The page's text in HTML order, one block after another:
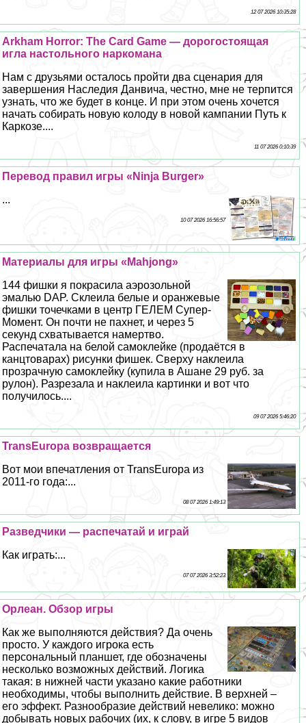
12 07 2026 10:35:28
Arkham Horror: The Card Game — дорогостоящая
игла настольного наркомана
Нам с друзьями осталось пройти два сценария для
завершения Наследия Данвича, честно, мне не терпится
узнать, что же будет в конце. И при этом очень хочется
начать собирать новую колоду в новой кампании Путь к
Каркозе....
11 07 2026 0:10:39
Перевод правил игры «Ninja Burger»
...
10 07 2026 16:56:57
Материалы для игры «Mahjong»
144 фишки я покрасила аэрозольной
эмалью DAP. Склеила белые и оранжевые
фишки точечками в центр ГЕЛЕМ Супер-
Момент. Он почти не пахнет, и через 5
секунд схватывается намертво.
Распечатала на белой самоклейке (продаётся в
канцтоварах) рисунки фишек. Сверху наклеила
прозрачную самоклейку (купила в Ашане 29 руб. за
рулон). Разрезала и наклеила картинки и вот что
получилось....
09 07 2026 5:46:20
TransEuropa возвращается
Вот мои впечатления от TransEuropa из
2011-го года:...
08 07 2026 1:49:13
Разведчики — распечатай и играй
Как играть:...
07 07 2026 3:52:23
Орлеан. Обзор игры
Как же выполняются действия? Да очень
просто. У каждого игрока есть
персональный планшет, где обозначены
несколько возможных действий. Логика
такая: в нижней части указано какие работники
необходимы, чтобы выполнить действие. В верхней –
его эффект. Разнообразие действий невелико: можно
добывать новых рабочих (их, к слову, в игре 5 видов